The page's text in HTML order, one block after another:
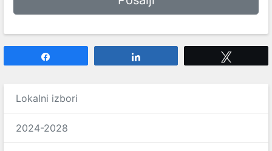
Lokalni izbori
2024-2028